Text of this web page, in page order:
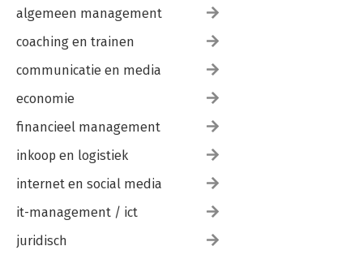
algemeen management
coaching en trainen
communicatie en media
economie
financieel management
inkoop en logistiek
internet en social media
it-management / ict
juridisch